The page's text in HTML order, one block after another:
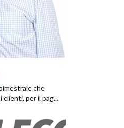
che
clienti, per il pag...